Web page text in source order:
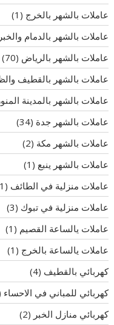
عاملات بالشهر بالخرج (1)
عاملات بالشهر بالدمام والخبر
عاملات بالشهر بالرياض (70)
عاملات بالشهر بالقطيف
عاملات بالشهر بالمدينة
عاملات بالشهر جدة (34)
عاملات بالشهر مكة (2)
عاملات بالشهر ينبع (1)
عاملات منزلية في الطائف (1)
عاملات منزلية في تبوك (3)
عاملات يالساعة القصيم (1)
عاملات يالساعة بالخرج (1)
كهربائي بالقطيف (4)
كهربائي للمباني في الاحساء
كهربائي منازل الخبر (2)